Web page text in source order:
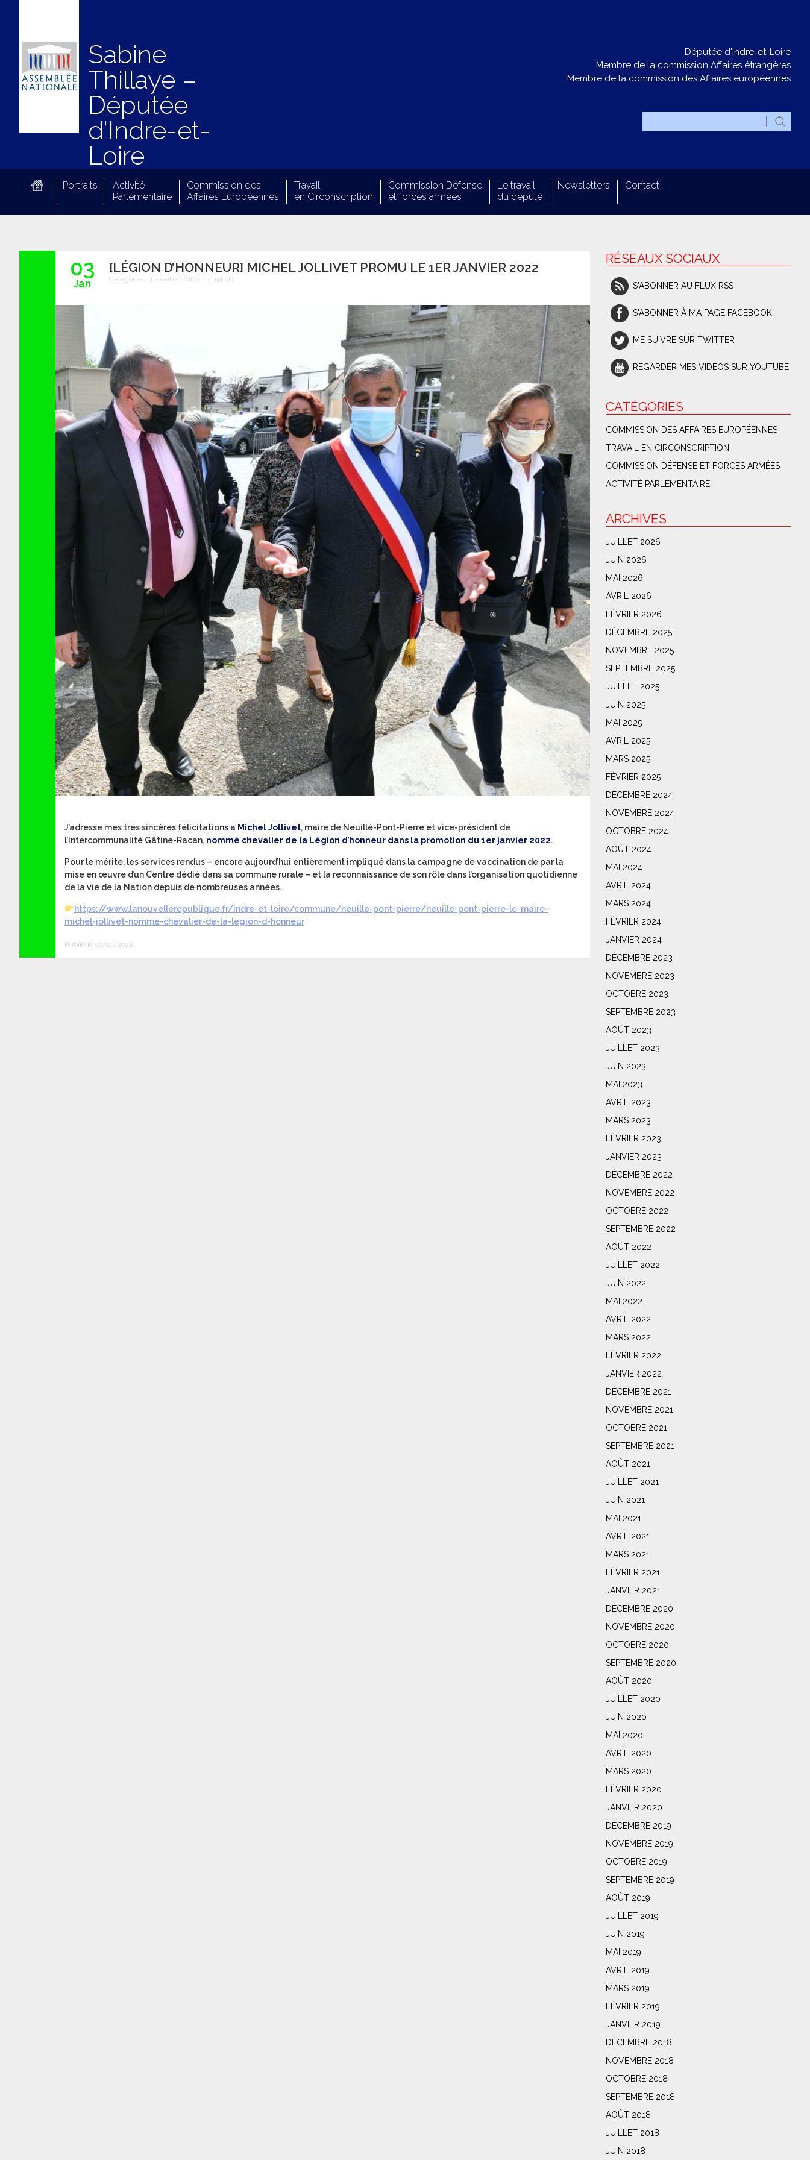
Sabine
Thillaye –
Députée
d’Indre-et-
Loire
Députée d'Indre-et-Loire
Membre de la commission Affaires étrangères
Membre de la commission des Affaires européennes
Portraits
Activité
Parlementaire
Commission des
Affaires Européennes
Travail
en Circonscription
Commission Défense
et forces armées
Le travail
du député
Newsletters Contact
03
Jan
[LÉGION D’HONNEUR] MICHEL JOLLIVET PROMU LE 1ER JANVIER 2022
Catégories : Travail en Circonscription
J’adresse mes très sincères félicitations à Michel Jollivet, maire de Neuillé-Pont-Pierre et vice-président de
l’intercommunalité Gâtine-Racan, nommé chevalier de la Légion d’honneur dans la promotion du 1er janvier 2022.
Pour le mérite, les services rendus – encore aujourd’hui entièrement impliqué dans la campagne de vaccination de par la
mise en œuvre d’un Centre dédié dans sa commune rurale – et la reconnaissance de son rôle dans l’organisation quotidienne
de la vie de la Nation depuis de nombreuses années.
https://www.lanouvellerepublique.fr/indre-et-loire/commune/neuille-pont-pierre/neuille-pont-pierre-le-maire-
michel-jollivet-nomme-chevalier-de-la-legion-d-honneur
Publié le 03/01/2022
RÉSEAUX SOCIAUX
S'ABONNER AU FLUX RSS
S'ABONNER À MA PAGE FACEBOOK
ME SUIVRE SUR TWITTER
REGARDER MES VIDÉOS SUR YOUTUBE
CATÉGORIES
COMMISSION DES AFFAIRES EUROPÉENNES
TRAVAIL EN CIRCONSCRIPTION
COMMISSION DÉFENSE ET FORCES ARMÉES
ACTIVITÉ PARLEMENTAIRE
ARCHIVES
JUILLET 2026
JUIN 2026
MAI 2026
AVRIL 2026
FÉVRIER 2026
DÉCEMBRE 2025
NOVEMBRE 2025
SEPTEMBRE 2025
JUILLET 2025
JUIN 2025
MAI 2025
AVRIL 2025
MARS 2025
FÉVRIER 2025
DÉCEMBRE 2024
NOVEMBRE 2024
OCTOBRE 2024
AOÛT 2024
MAI 2024
AVRIL 2024
MARS 2024
FÉVRIER 2024
JANVIER 2024
DÉCEMBRE 2023
NOVEMBRE 2023
OCTOBRE 2023
SEPTEMBRE 2023
AOÛT 2023
JUILLET 2023
JUIN 2023
MAI 2023
AVRIL 2023
MARS 2023
FÉVRIER 2023
JANVIER 2023
DÉCEMBRE 2022
NOVEMBRE 2022
OCTOBRE 2022
SEPTEMBRE 2022
AOÛT 2022
JUILLET 2022
JUIN 2022
MAI 2022
AVRIL 2022
MARS 2022
FÉVRIER 2022
JANVIER 2022
DÉCEMBRE 2021
NOVEMBRE 2021
OCTOBRE 2021
SEPTEMBRE 2021
AOÛT 2021
JUILLET 2021
JUIN 2021
MAI 2021
AVRIL 2021
MARS 2021
FÉVRIER 2021
JANVIER 2021
DÉCEMBRE 2020
NOVEMBRE 2020
OCTOBRE 2020
SEPTEMBRE 2020
AOÛT 2020
JUILLET 2020
JUIN 2020
MAI 2020
AVRIL 2020
MARS 2020
FÉVRIER 2020
JANVIER 2020
DÉCEMBRE 2019
NOVEMBRE 2019
OCTOBRE 2019
SEPTEMBRE 2019
AOÛT 2019
JUILLET 2019
JUIN 2019
MAI 2019
AVRIL 2019
MARS 2019
FÉVRIER 2019
JANVIER 2019
DÉCEMBRE 2018
NOVEMBRE 2018
OCTOBRE 2018
SEPTEMBRE 2018
AOÛT 2018
JUILLET 2018
JUIN 2018